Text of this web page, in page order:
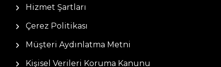
Hizmet Şartları
Çerez Politikası
Müşteri Aydınlatma Metni
Kişisel Verileri Koruma Kanunu